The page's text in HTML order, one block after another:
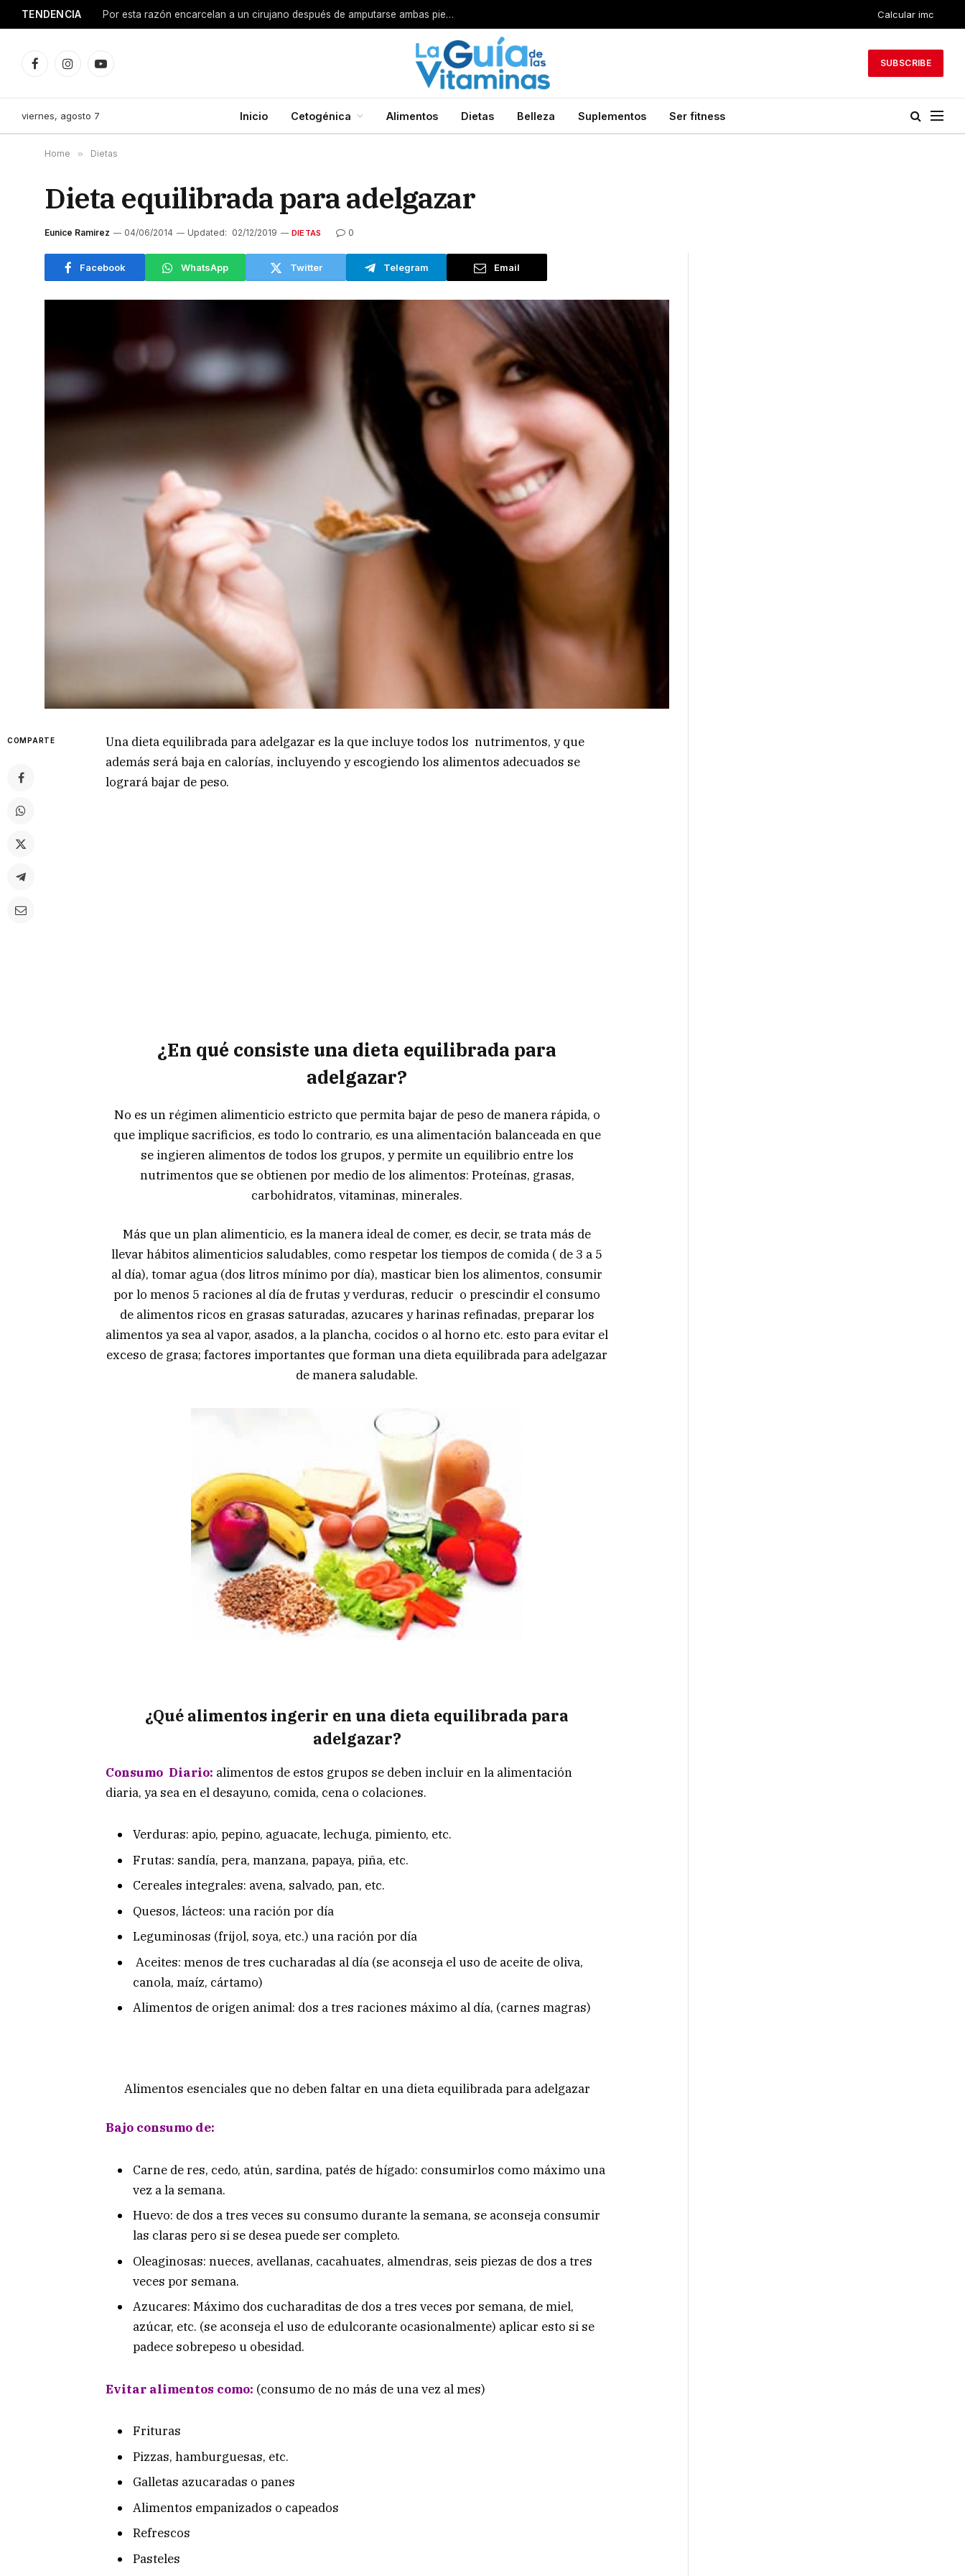
TENDENCIA Por esta razón encarcelan a un cirujano después de amputarse ambas piernas Calcular imc
FacebookInstagramYouTube
SUBSCRIBE
viernes, agosto 7 Inicio Cetogénica Alimentos Dietas Belleza Suplementos Ser fitness
Home » Dietas
Dieta equilibrada para adelgazar
Eunice Ramirez 04/06/2014 Updated: 02/12/2019 DIETAS 0
Facebook WhatsApp Twitter Telegram Email
COMPARTE
Una dieta equilibrada para adelgazar es la que incluye todos los nutrimentos, y que
además será baja en calorías, incluyendo y escogiendo los alimentos adecuados se
logrará bajar de peso.
¿En qué consiste una dieta equilibrada para
adelgazar?
No es un régimen alimenticio estricto que permita bajar de peso de manera rápida, o
que implique sacrificios, es todo lo contrario, es una alimentación balanceada en que
se ingieren alimentos de todos los grupos, y permite un equilibrio entre los
nutrimentos que se obtienen por medio de los alimentos: Proteínas, grasas,
carbohidratos, vitaminas, minerales.
Más que un plan alimenticio, es la manera ideal de comer, es decir, se trata más de
llevar hábitos alimenticios saludables, como respetar los tiempos de comida ( de 3 a 5
al día), tomar agua (dos litros mínimo por día), masticar bien los alimentos, consumir
por lo menos 5 raciones al día de frutas y verduras, reducir o prescindir el consumo
de alimentos ricos en grasas saturadas, azucares y harinas refinadas, preparar los
alimentos ya sea al vapor, asados, a la plancha, cocidos o al horno etc. esto para evitar el
exceso de grasa; factores importantes que forman una dieta equilibrada para adelgazar
de manera saludable.
¿Qué alimentos ingerir en una dieta equilibrada para
adelgazar?
Consumo Diario: alimentos de estos grupos se deben incluir en la alimentación
diaria, ya sea en el desayuno, comida, cena o colaciones.
Verduras: apio, pepino, aguacate, lechuga, pimiento, etc.
Frutas: sandía, pera, manzana, papaya, piña, etc.
Cereales integrales: avena, salvado, pan, etc.
Quesos, lácteos: una ración por día
Leguminosas (frijol, soya, etc.) una ración por día
Aceites: menos de tres cucharadas al día (se aconseja el uso de aceite de oliva,
canola, maíz, cártamo)
Alimentos de origen animal: dos a tres raciones máximo al día, (carnes magras)
Alimentos esenciales que no deben faltar en una dieta equilibrada para adelgazar
Bajo consumo de:
Carne de res, cedo, atún, sardina, patés de hígado: consumirlos como máximo una
vez a la semana.
Huevo: de dos a tres veces su consumo durante la semana, se aconseja consumir
las claras pero si se desea puede ser completo.
Oleaginosas: nueces, avellanas, cacahuates, almendras, seis piezas de dos a tres
veces por semana.
Azucares: Máximo dos cucharaditas de dos a tres veces por semana, de miel,
azúcar, etc. (se aconseja el uso de edulcorante ocasionalmente) aplicar esto si se
padece sobrepeso u obesidad.
Evitar alimentos como: (consumo de no más de una vez al mes)
Frituras
Pizzas, hamburguesas, etc.
Galletas azucaradas o panes
Alimentos empanizados o capeados
Refrescos
Pasteles